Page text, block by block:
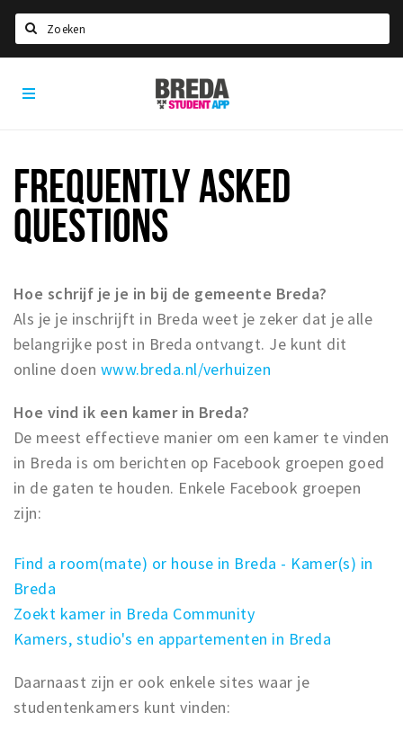
HOME
Voel je thuis in Breda | GoodMood
Welkom in Breda
Studentenverenigingen
Studentenroutes
New in town? Check FAQ!
WONEN
Woonruimte
Inschrijven gemeente
Zorgverzekering
Huisarts en eerste hulp
Q&A
KORTING
Breda Student Shop
Draai aan het rad!
VRIJE TIJD
Sport
Breda
Student
FREQUENTLY ASKED
QUESTIONS
Hoe schrijf je je in bij de gemeente Breda?
Als je je inschrijft in Breda weet je zeker dat je alle
belangrijke post in Breda ontvangt. Je kunt dit
online doen www.breda.nl/verhuizen
Hoe vind ik een kamer in Breda?
De meest effectieve manier om een kamer te vinden
in Breda is om berichten op Facebook groepen goed
in de gaten te houden. Enkele Facebook groepen
zijn:
Find a room(mate) or house in Breda - Kamer(s) in
Breda
Zoekt kamer in Breda Community
Kamers, studio's en appartementen in Breda
Daarnaast zijn er ook enkele sites waar je
studentenkamers kunt vinden: